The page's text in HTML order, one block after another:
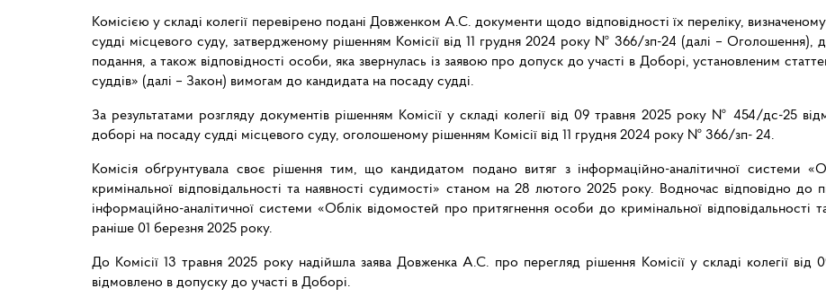
Комісією у складі колегії перевірено подані Довженком А.С. документи щодо відповідності їх переліку,
судді місцевого суду, затвердженому рішенням Комісії від 11 грудня 2024 року № 366/зп-24 (далі –
подання, а також відповідності особи, яка звернулась із заявою про допуск до участі в Доборі, установленим
суддів» (далі – Закон) вимогам до кандидата на посаду судді.
За результатами розгляду документів рішенням Комісії у складі колегії від 09 травня 2025 року № 454/дс-25
доборі на посаду судді місцевого суду, оголошеному рішенням Комісії від 11 грудня 2024 року № 366/зп- 24.
Комісія обґрунтувала своє рішення тим, що кандидатом подано витяг з інформаційно-аналітичної системи
кримінальної відповідальності та наявності судимості» станом на 28 лютого 2025 року. Водночас відповідно до
інформаційно-аналітичної системи «Облік відомостей про притягнення особи до кримінальної
раніше 01 березня 2025 року.
До Комісії 13 травня 2025 року надійшла заява Довженка А.С. про перегляд рішення Комісії у складі колегії
відмовлено в допуску до участі в Доборі.